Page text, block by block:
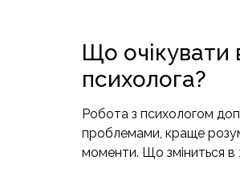
Що очікувати
психолога?
Робота з психологом
проблемами, краще
моменти. Що зміниться в